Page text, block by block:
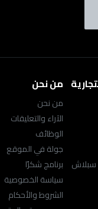
سبلاش
من نحن
من نحن
الآراء والتعليقات
الوظائف
جولة في الموقع
برنامج شكرًا
سياسة الخصوصية
الشروط والأحكام